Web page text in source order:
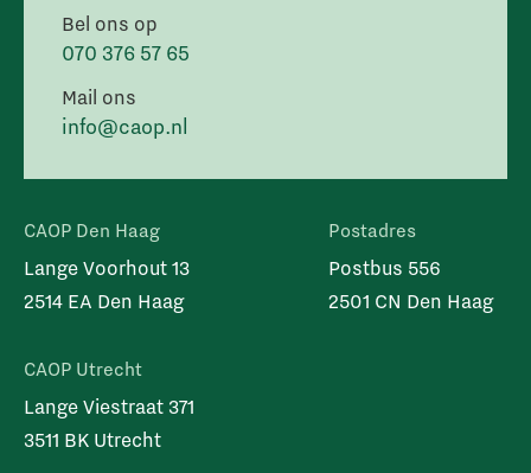
Bel ons op
070 376 57 65
Mail ons
info@caop.nl
CAOP Den Haag
Lange Voorhout 13
2514 EA Den Haag
CAOP Utrecht
Lange Viestraat 371
3511 BK Utrecht
Postadres
Postbus 556
2501 CN Den Haag